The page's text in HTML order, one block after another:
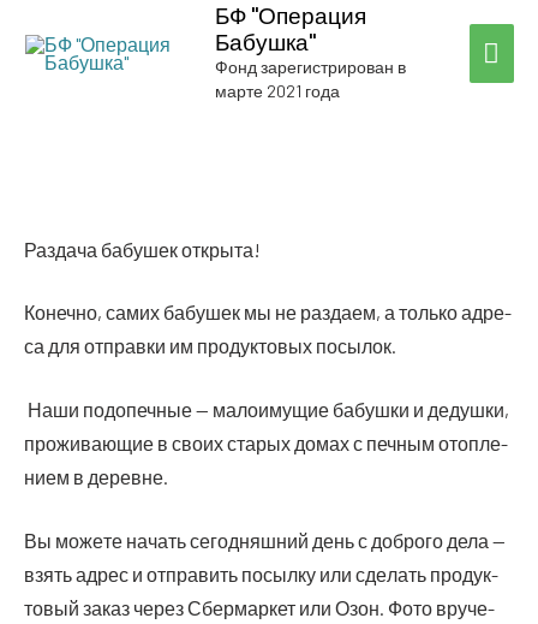
БФ "Операция
Бабушка"
Фонд зарегистрирован в
марте 2021 года
Раз­да­ча бабу­шек открыта!
Конеч­но, самих бабу­шек мы не раз­да­ем, а толь­ко адре­
са для отправ­ки им про­дук­то­вых посылок.
Наши под­опеч­ные — мало­иму­щие бабуш­ки и дедуш­ки,
про­жи­ва­ю­щие в сво­их ста­рых домах с печ­ным отоп­ле­
ни­ем в деревне.
Вы може­те начать сего­дняш­ний день с доб­ро­го дела —
взять адрес и отпра­вить посыл­ку или сде­лать про­дук­
то­вый заказ через Сбер­мар­кет или Озон. Фото вру­че­